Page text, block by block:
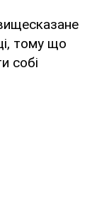
тому що
собі